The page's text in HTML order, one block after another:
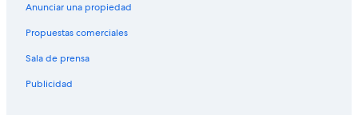
Anunciar una propiedad
Propuestas comerciales
Sala de prensa
Publicidad